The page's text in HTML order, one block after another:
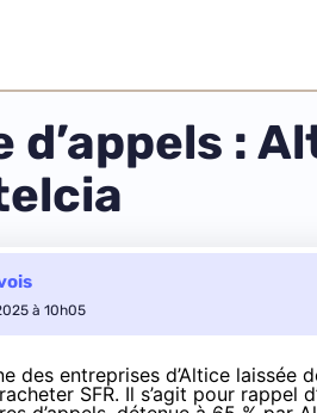
d’appels :
à 10h05
des entreprises d’Altice
SFR. Il s’agit pour rappel